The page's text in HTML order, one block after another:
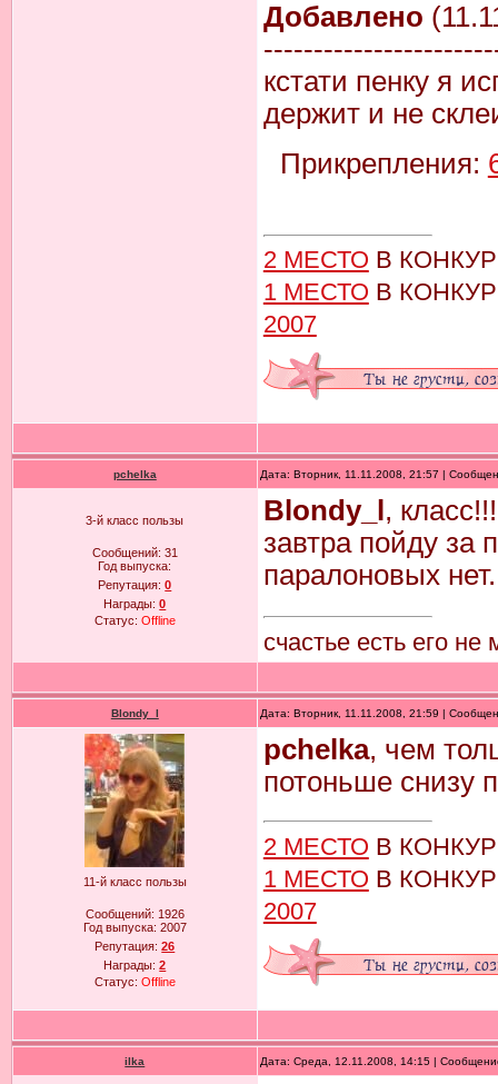
Добавлено
кстати пенку я
держит и не
Прикрепления:
2 МЕСТО В
1 МЕСТО В
2007
pchelka Дата: Вторник, 11.11.2008, 21:57 |
3-й класс пользы
Сообщений: 31
Год выпуска:
Репутация:0
Награды:0
Статус: Offline
Blondy_l ,
завтра пойду за
паралоновых
счастье есть его
Blondy_l Дата: Вторник, 11.11.2008, 21:59 |
11-й класс пользы
Сообщений: 1926
Год выпуска: 2007
Репутация:26
Награды:2
Статус: Offline
pchelka, чем
потоньше снизу
2 МЕСТО В
1 МЕСТО В
2007
ilka Дата: Среда, 12.11.2008, 14:15 |